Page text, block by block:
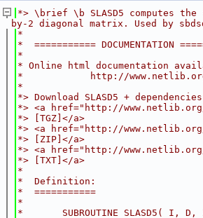
*> \brief \b SLASD5 computes
by-2 diagonal matrix. Used by
*
*  =========== DOCUMENTATION
*
* Online html documentation
*            http://
*
*> Download SLASD5 + dependencies
*> <a href="http://
*> [TGZ]</a>
*> <a href="http://
*> [ZIP]</a>
*> <a href="http://
*> [TXT]</a>
*
*  Definition:
*  ===========
*
*       SUBROUTINE SLASD5( I, D,